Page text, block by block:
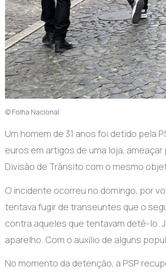
© Folha Nacional
Um homem de 31 anos foi detido pela
euros em artigos de uma loja,
Divisão de Trânsito com o mesmo
O incidente ocorreu no domingo, por
tentava fugir de transeuntes que o
contra aqueles que tentavam detê-lo.
aparelho. Com o auxílio de alguns
No momento da detenção, a PSP